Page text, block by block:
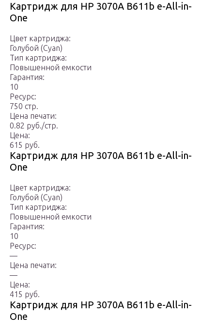
Картридж для HP 3070A B611b e-All-in-
One
Цвет картриджа:
Голубой (Cyan)
Тип картриджа:
Повышенной емкости
Гарантия:
10
Ресурс:
750 стр.
Цена печати:
0.82 руб./стр.
Цена:
615 руб.
Картридж для HP 3070A B611b e-All-in-
One
Цвет картриджа:
Голубой (Cyan)
Тип картриджа:
Повышенной емкости
Гарантия:
10
Ресурс:
—
Цена печати:
—
Цена:
415 руб.
Картридж для HP 3070A B611b e-All-in-
One